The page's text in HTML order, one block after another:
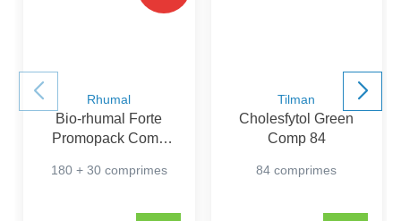
Rhumal
Bio-rhumal Forte
Promopack Comp
180 + 30 comprimes
Tilman
Cholesfytol Green
Comp 84
84 comprimes